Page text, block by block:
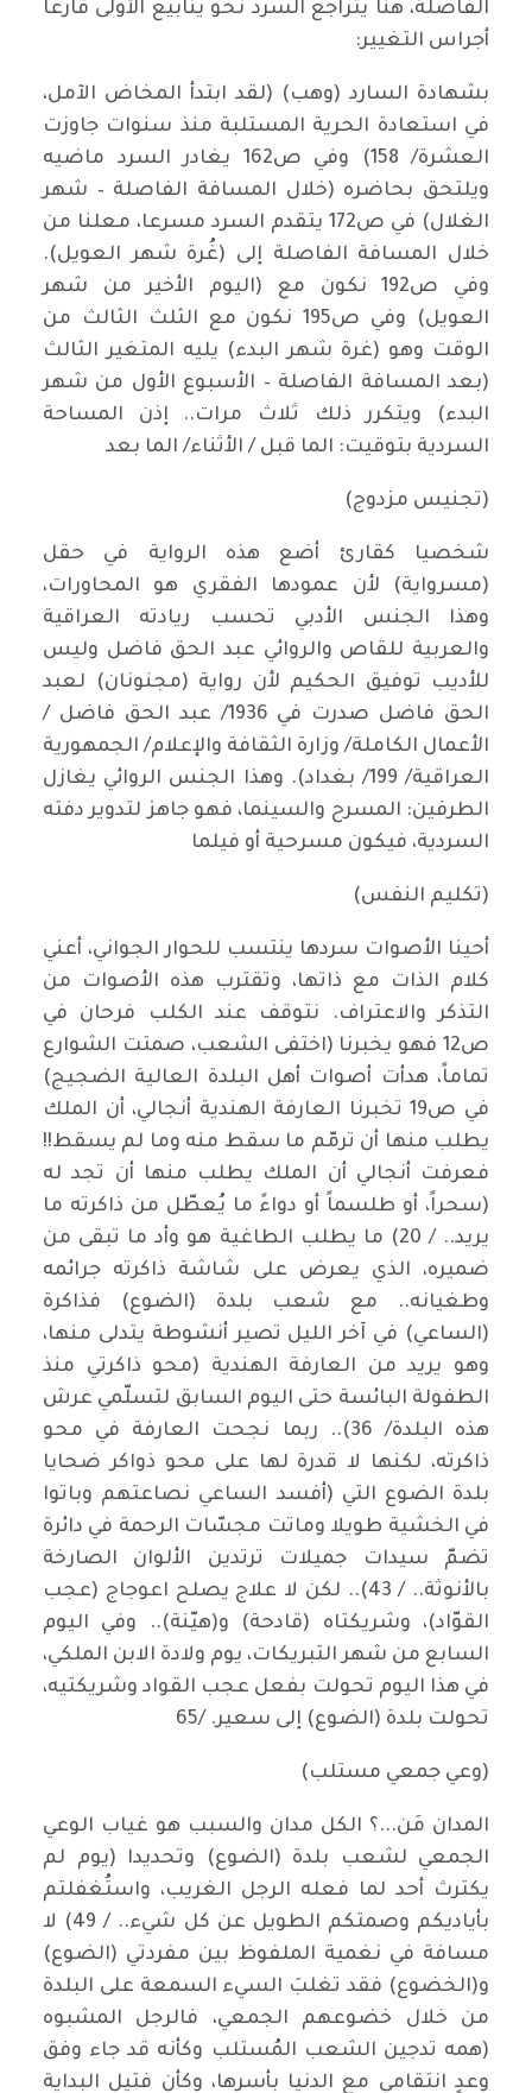
الفاصلة، هنا يتراجع السرد نحو ينابيع الأولى قارعا
أجراس التغيير:
بشهادة السارد (وهب) (لقد ابتدأ المخاض الآمل،
في استعادة الحرية المستلبة منذ سنوات جاوزت
العشرة/ 158) وفي ص162 يغادر السرد ماضيه
ويلتحق بحاضره (خلال المسافة الفاصلة – شهر
الغلال) في ص172 يتقدم السرد مسرعا، معلنا من
خلال المسافة الفاصلة إلى (غُرة شهر العويل).
وفي ص192 نكون مع (اليوم الأخير من شهر
العويل) وفي ص195 نكون مع الثلث الثالث من
الوقت وهو (غرة شهر البدء) يليه المتغير الثالث
(بعد المسافة الفاصلة – الأسبوع الأول من شهر
البدء) ويتكرر ذلك ثلاث مرات.. إذن المساحة
السردية بتوقيت: الما قبل / الأثناء/ الما بعد
(تجنيس مزدوج)
شخصيا كقارئ أضع هذه الرواية في حقل
(مسرواية) لأن عمودها الفقري هو المحاورات،
وهذا الجنس الأدبي تحسب ريادته العراقية
والعربية للقاص والروائي عبد الحق فاضل وليس
للأديب توفيق الحكيم لأن رواية (مجنونان) لعبد
الحق فاضل صدرت في 1936/ عبد الحق فاضل /
الأعمال الكاملة/ وزارة الثقافة والإعلام/ الجمهورية
العراقية/ 199/ بغداد). وهذا الجنس الروائي يغازل
الطرفين: المسرح والسينما، فهو جاهز لتدوير دفته
السردية، فيكون مسرحية أو فيلما
(تكليم النفس)
أحينا الأصوات سردها ينتسب للحوار الجواني، أعني
كلام الذات مع ذاتها، وتقترب هذه الأصوات من
التذكر والاعتراف. نتوقف عند الكلب فرحان في
ص12 فهو يخبرنا (اختفى الشعب، صمتت الشوارع
تماماً، هدأت أصوات أهل البلدة العالية الضجيج)
في ص19 تخبرنا العارفة الهندية أنجالي، أن الملك
يطلب منها أن ترمّم ما سقط منه وما لم يسقط!!
فعرفت أنجالي أن الملك يطلب منها أن تجد له
(سحراً، أو طلسماً أو دواءً ما يُعطّل من ذاكرته ما
يريد.. / 20) ما يطلب الطاغية هو وأد ما تبقى من
ضميره، الذي يعرض على شاشة ذاكرته جرائمه
وطغيانه.. مع شعب بلدة (الضوع) فذاكرة
(الساعي) في آخر الليل تصير أنشوطة يتدلى منها،
وهو يريد من العارفة الهندية (محو ذاكرتي منذ
الطفولة البائسة حتى اليوم السابق لتسلّمي عرش
هذه البلدة/ 36).. ربما نجحت العارفة في محو
ذاكرته، لكنها لا قدرة لها على محو ذواكر ضحايا
بلدة الضوع التي (أفسد الساعي نصاعتهم وباتوا
في الخشية طويلا وماتت مجسّات الرحمة في دائرة
تضمّ سيدات جميلات ترتدين الألوان الصارخة
بالأنوثة.. / 43).. لكن لا علاج يصلح اعوجاج (عجب
القوّاد)، وشريكتاه (قادحة) و(هيّنة).. وفي اليوم
السابع من شهر التبريكات، يوم ولادة الابن الملكي،
في هذا اليوم تحولت بفعل عجب القواد وشريكتيه،
تحولت بلدة (الضوع) إلى سعير. /65
(وعي جمعي مستلب)
المدان مَن...؟ الكل مدان والسبب هو غياب الوعي
الجمعي لشعب بلدة (الضوع) وتحديدا (يوم لم
يكترث أحد لما فعله الرجل الغريب، واستُغفلتم
بأياديكم وصمتكم الطويل عن كل شيء.. / 49) لا
مسافة في نغمية الملفوظ بين مفردتي (الضوع)
و(الخضوع) فقد تغلبَ السيء السمعة على البلدة
من خلال خضوعهم الجمعي، فالرجل المشبوه
(همه تدجين الشعب المُستلب وكأنه قد جاء وفق
وعدٍ انتقامي مع الدنيا بأسرها، وكأن فتيل البداية